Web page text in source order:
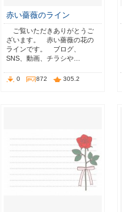
赤い薔薇のライン
ご覧いただきありがとうご
ざいます。 赤い薔薇の花の
ラインです。 ブログ、
SNS、動画、チラシや…
0 872 305.2